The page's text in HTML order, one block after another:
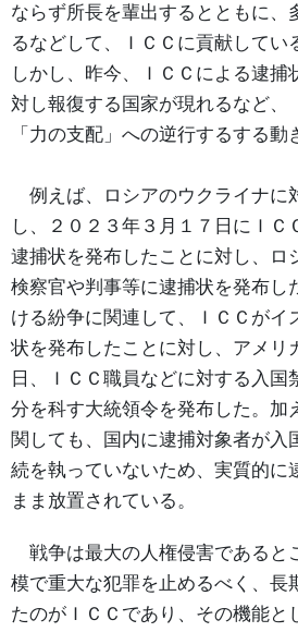
ならず所長を輩出するとともに、
るなどして、ＩＣＣに貢献してい
しかし、昨今、ＩＣＣによる逮捕
対し報復する国家が現れるなど、
「力の支配」への逆行するする動
例えば、ロシアのウクライナに
し、２０２３年３月１７日にＩＣ
逮捕状を発布したことに対し、ロ
検察官や判事等に逮捕状を発布し
ける紛争に関連して、ＩＣＣがイ
状を発布したことに対し、アメリ
日、ＩＣＣ職員などに対する入国
分を科す大統領令を発布した。加
関しても、国内に逮捕対象者が入
続を執っていないため、実質的に
まま放置されている。
戦争は最大の人権侵害であると
模で重大な犯罪を止めるべく、長
たのがＩＣＣであり、その機能と